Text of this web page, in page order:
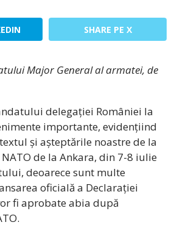
SHARE PE X
Major General al armatei, de
delegației României la
importante, evidențiind
și așteptările noastre de la
de la Ankara, din 7-8 iulie
deoarece sunt multe
oficială a Declarației
fi aprobate abia după